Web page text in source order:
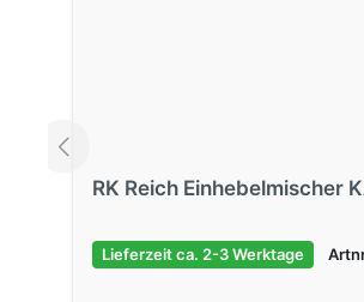
RK Reich Einhebelmischer
Lieferzeit ca. 2-3 Werktage